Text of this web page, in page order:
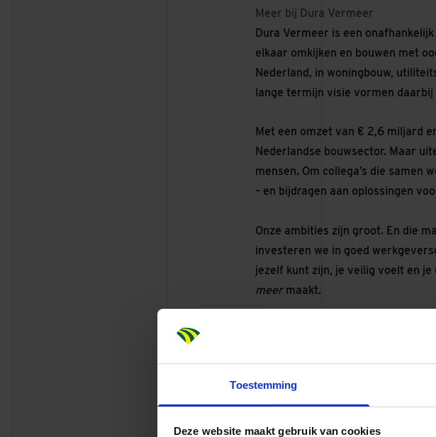
Toestemming
Deze website maakt gebruik van cookies
Meer bij Dura Vermeer
Dura Vermeer is een
elkaar omkijken en bouwen met
Nederland, in woningbouw,
lange termijn visie vormen daarbij
Met een omzet van € 2,6 miljard
Nederlandse bouwsector. Maar
mensen. Om collega’s die samen
– en bijdragen aan oplossingen
Onze ambities zijn groot. En die
investeren we in goed
jezelf kunt zijn, je veilig voelt en
meermaakt.
Bedrijfskunde, Vastgoed,
Enkele jaren ervaring in een
commercieel manager.
Affiniteit met renovatieprojecten